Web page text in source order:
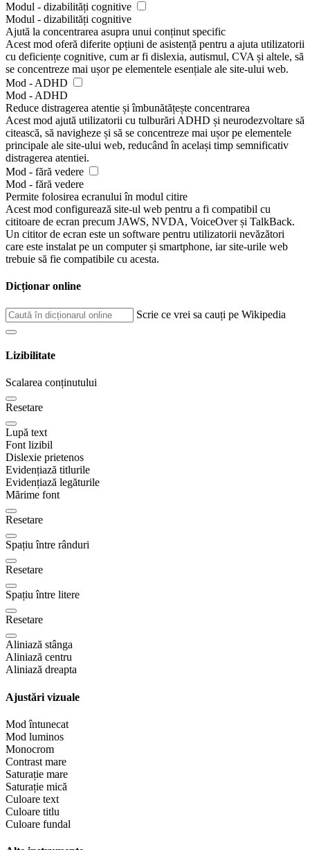
Modul - dizabilități cognitive
Modul - dizabilități cognitive
Ajută la concentrarea asupra unui conținut specific
Acest mod oferă diferite opțiuni de asistență pentru a ajuta utilizatorii
cu deficiențe cognitive, cum ar fi dislexia, autismul, CVA și altele, să
se concentreze mai ușor pe elementele esențiale ale site-ului web.
Mod - ADHD
Mod - ADHD
Reduce distragerea atentie și îmbunătățește concentrarea
Acest mod ajută utilizatorii cu tulburări ADHD și neurodezvoltare să
citească, să navigheze și să se concentreze mai ușor pe elementele
principale ale site-ului web, reducând în același timp semnificativ
distragerea atentiei.
Mod - fără vedere
Mod - fără vedere
Permite folosirea ecranului în modul citire
Acest mod configurează site-ul web pentru a fi compatibil cu
cititoare de ecran precum JAWS, NVDA, VoiceOver și TalkBack.
Un cititor de ecran este un software pentru utilizatorii nevăzători
care este instalat pe un computer și smartphone, iar site-urile web
trebuie să fie compatibile cu acesta.
Dicționar online
Scrie ce vrei sa cauți pe Wikipedia
Lizibilitate
Scalarea conținutului
Resetare
Lupă text
Font lizibil
Dislexie prietenos
Evidențiază titlurile
Evidențiază legăturile
Mărime font
Resetare
Spațiu între rânduri
Resetare
Spațiu între litere
Resetare
Aliniază stânga
Aliniază centru
Aliniază dreapta
Ajustări vizuale
Mod întunecat
Mod luminos
Monocrom
Contrast mare
Saturație mare
Saturație mică
Culoare text
Culoare titlu
Culoare fundal